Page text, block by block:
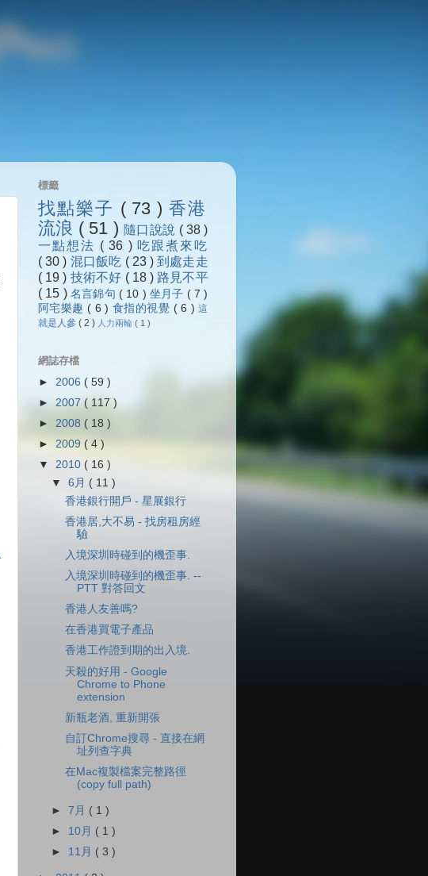
標籤
找點樂子 ( 73 )香港
流浪 ( 51 ) 隨口說說 ( 38 )
一點想法 ( 36 ) 吃跟煮來吃
( 30 ) 混口飯吃 ( 23 )到處走走
( 19 ) 技術不好 ( 18 ) 路見不平
( 15 ) 名言錦句 ( 10 ) 坐月子 ( 7 )
阿宅樂趣 ( 6 ) 食指的視覺 ( 6 )這
就是人參 ( 2 ) 人力兩輪 ( 1 )
網誌存檔
► 2006 ( 59 )
► 2007 ( 117 )
► 2008 ( 18 )
► 2009 ( 4 )
▼ 2010 ( 16 )
▼6月 ( 11 )
香港銀行開戶 - 星展銀行
香港居,大不易 - 找房租房經
驗
入境深圳時碰到的機歪事.
入境深圳時碰到的機歪事. --
PTT 對答回文
香港人友善嗎?
在香港買電子產品
香港工作證到期的出入境.
天殺的好用 - Google
Chrome to Phone
extension
新瓶老酒, 重新開張
自訂Chrome搜尋 - 直接在網
址列查字典
在Mac複製檔案完整路徑
(copy full path)
►7月 ( 1 )
► 10月 ( 1 )
► 11月 ( 3 )